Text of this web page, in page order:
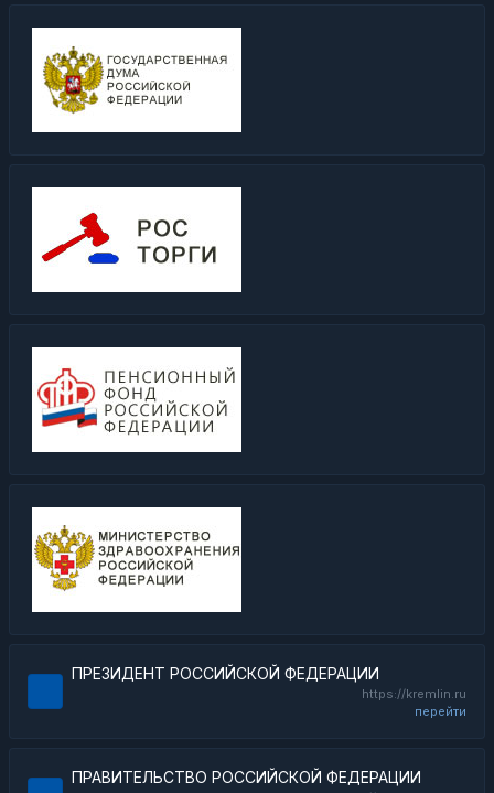
ПРЕЗИДЕНТ РОССИЙСКОЙ ФЕДЕРАЦИИ
https://kremlin.ru
перейти
ПРАВИТЕЛЬСТВО РОССИЙСКОЙ ФЕДЕРАЦИИ